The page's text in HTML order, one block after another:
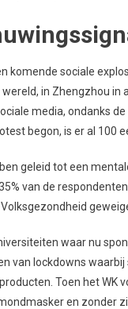
komende sociale
in Zhengzhou in
media, ondanks
begon, is er al 100
geleid tot een
van de
waar nu
van lockdowns
Toen het WK
en zonder